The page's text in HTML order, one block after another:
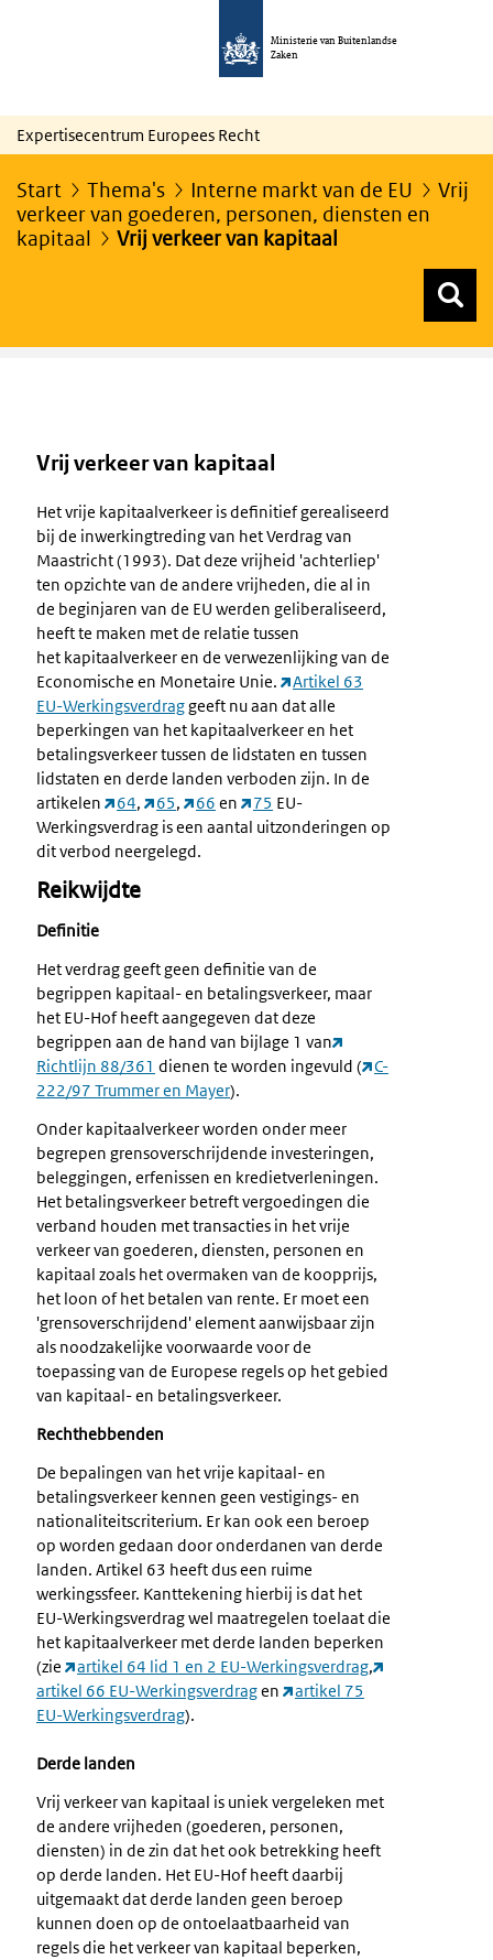
Ministerie van Buitenlandse
Zaken
Expertisecentrum Europees Recht
Start Thema's Interne markt van de EU
Vrij
verkeer van goederen, personen, diensten en
kapitaal
Vrij verkeer van kapitaal
Vrij verkeer van kapitaal
Het vrije kapitaalverkeer is definitief gerealiseerd
bij de inwerkingtreding van het Verdrag van
Maastricht (1993). Dat deze vrijheid 'achterliep'
ten opzichte van de andere vrijheden, die al in
de beginjaren van de EU werden geliberaliseerd,
heeft te maken met de relatie tussen
het kapitaalverkeer en de verwezenlijking van de
Economische en Monetaire Unie.
Artikel 63
EU-Werkingsverdraggeeft nu aan dat alle
beperkingen van het kapitaalverkeer en het
betalingsverkeer tussen de lidstaten en tussen
lidstaten en derde landen verboden zijn. In de
artikelen
64, 65, 66 en 75 EU-
Werkingsverdrag is een aantal uitzonderingen op
dit verbod neergelegd.
Reikwijdte
Definitie
Het verdrag geeft geen definitie van de
begrippen kapitaal- en betalingsverkeer, maar
het EU-Hof heeft aangegeven dat deze
begrippen aan de hand van bijlage 1 van
Richtlijn 88/361 dienen te worden ingevuld (
C-
222/97 Trummer en Mayer).
Onder kapitaalverkeer worden onder meer
begrepen grensoverschrijdende investeringen,
beleggingen, erfenissen en kredietverleningen.
Het betalingsverkeer betreft vergoedingen die
verband houden met transacties in het vrije
verkeer van goederen, diensten, personen en
kapitaal zoals het overmaken van de koopprijs,
het loon of het betalen van rente. Er moet een
'grensoverschrijdend' element aanwijsbaar zijn
als noodzakelijke voorwaarde voor de
toepassing van de Europese regels op het gebied
van kapitaal- en betalingsverkeer.
Rechthebbenden
De bepalingen van het vrije kapitaal- en
betalingsverkeer kennen geen vestigings- en
nationaliteitscriterium. Er kan ook een beroep
op worden gedaan door onderdanen van derde
landen. Artikel 63 heeft dus een ruime
werkingssfeer. Kanttekening hierbij is dat het
EU-Werkingsverdrag wel maatregelen toelaat die
het kapitaalverkeer met derde landen beperken
(zie
artikel 64 lid 1 en 2 EU-Werkingsverdrag,
artikel 66 EU-Werkingsverdragen
artikel 75
EU-Werkingsverdrag).
Derde landen
Vrij verkeer van kapitaal is uniek vergeleken met
de andere vrijheden (goederen, personen,
diensten) in de zin dat het ook betrekking heeft
op derde landen. Het EU-Hof heeft daarbij
uitgemaakt dat derde landen geen beroep
kunnen doen op de ontoelaatbaarheid van
regels die het verkeer van kapitaal beperken,